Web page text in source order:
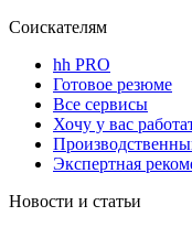
Соискателям
hh PRO
Готовое резюме
Все сервисы
Хочу у вас
Экспертная
Новости и статьи